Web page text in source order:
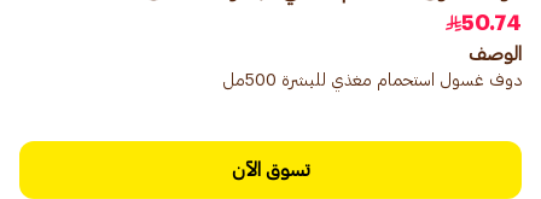
50.74
الوصف
دوف غسول استحمام مغذي للبشرة 500مل
تسوق الآن